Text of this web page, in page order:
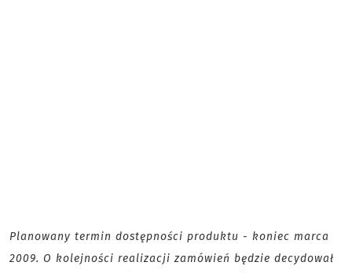
Planowany termin dostępności produktu - koniec marca
2009. O kolejności realizacji zamówień będzie decydował